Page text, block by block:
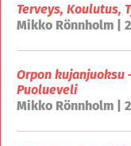
Terveys, Koulutus,
Mikko Rönnholm |
Orpon kujanjuoksu
Puolueveli
Mikko Rönnholm |